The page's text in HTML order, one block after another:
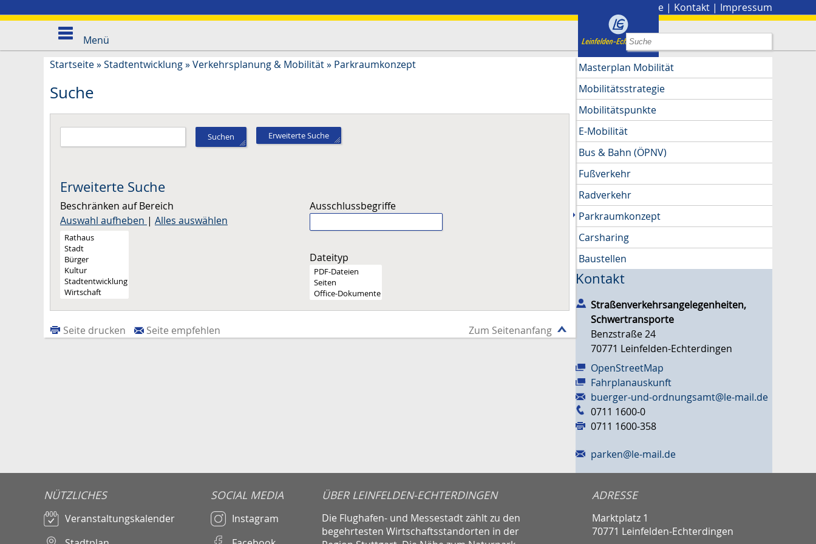
Presse | Kontakt | Impressum
Menü
Startseite»Stadtentwicklung»Verkehrsplanung & Mobilität» Parkraumkonzept
Suche
Suchen Erweiterte Suche
Erweiterte Suche
Beschränken auf Bereich
Auswahl aufheben | Alles auswählen
Ausschlussbegriffe
Dateityp
Zum Seitenanfang
Seite drucken Seite empfehlen
Masterplan Mobilität
Mobilitätsstrategie
Mobilitätspunkte
E-Mobilität
Bus & Bahn (ÖPNV)
Fußverkehr
Radverkehr
Parkraumkonzept
Carsharing
Baustellen
Kontakt
Straßenverkehrsangelegenheiten,
Schwertransporte
Benzstraße 24
70771 Leinfelden-Echterdingen
OpenStreetMap
Fahrplanauskunft
buerger-und-ordnungsamt@le-mail.de
0711 1600-0
0711 1600-358
parken@le-mail.de
NÜTZLICHES
Veranstaltungskalender
SOCIAL MEDIA
Instagram
ÜBER LEINFELDEN-ECHTERDINGEN
Die Flughafen- und Messestadt zählt zu den
begehrtesten Wirtschaftsstandorten in der
ADRESSE
Marktplatz 1
70771 Leinfelden-Echterdingen